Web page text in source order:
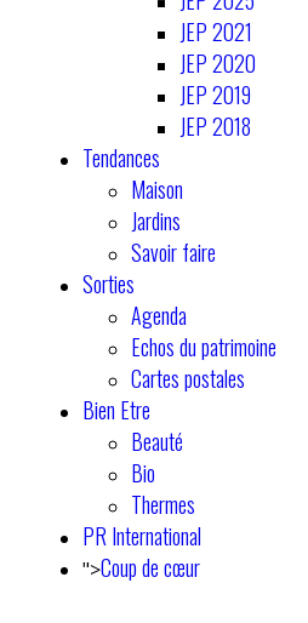
JEP 2021
JEP 2020
JEP 2019
JEP 2018
Tendances
Maison
Jardins
Savoir faire
Sorties
Agenda
Echos du patrimoine
Cartes postales
Bien Etre
Beauté
Bio
Thermes
PR International
">Coup de cœur